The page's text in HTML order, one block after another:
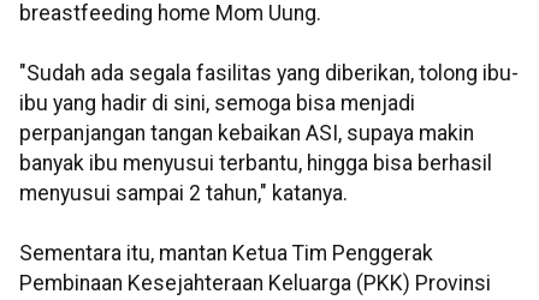
breastfeeding home Mom Uung.
"Sudah ada segala fasilitas yang diberikan, tolong ibu-
ibu yang hadir di sini, semoga bisa menjadi
perpanjangan tangan kebaikan ASI, supaya makin
banyak ibu menyusui terbantu, hingga bisa berhasil
menyusui sampai 2 tahun," katanya.
Sementara itu, mantan Ketua Tim Penggerak
Pembinaan Kesejahteraan Keluarga (PKK) Provinsi